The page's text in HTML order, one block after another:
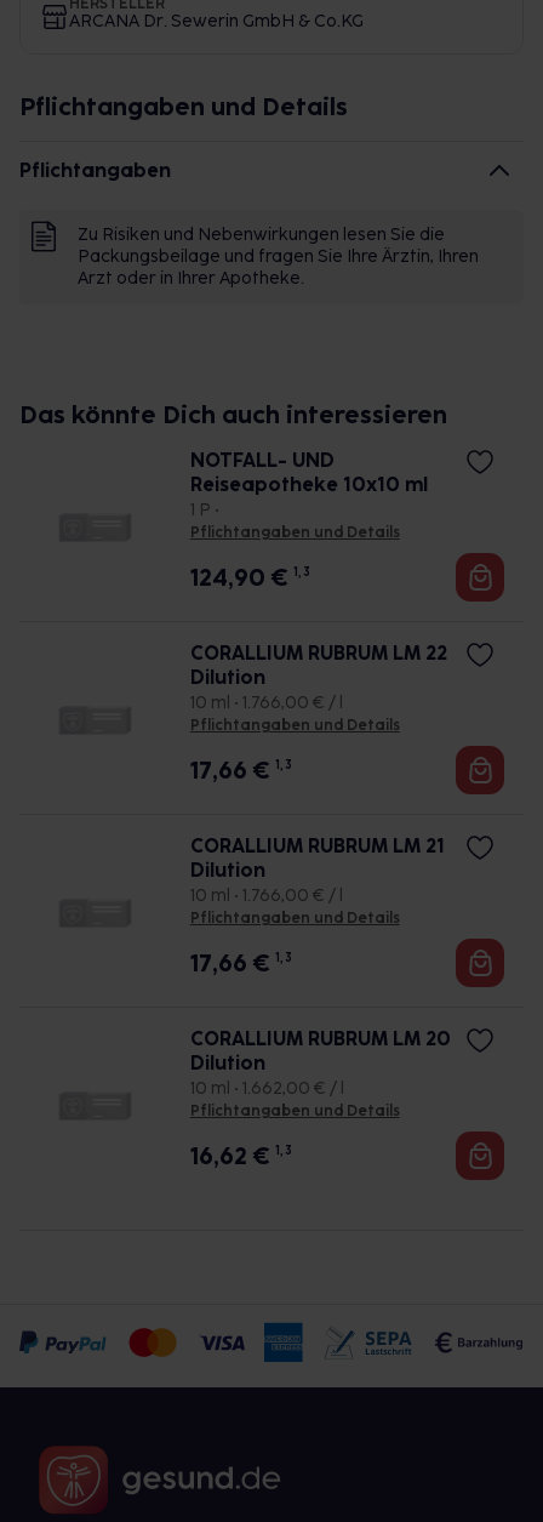
HERSTELLER
ARCANA Dr. Sewerin GmbH & Co.KG
Pflichtangaben und Details
Pflichtangaben
Zu Risiken und Nebenwirkungen lesen Sie die
Packungsbeilage und fragen Sie Ihre Ärztin, Ihren
Arzt oder in Ihrer Apotheke.
Das könnte Dich auch interessieren
NOTFALL- UND
Reiseapotheke 10x10 ml
1 P •
Pflichtangaben und Details
124,90 € 1, 3
CORALLIUM RUBRUM LM 22
Dilution
10 ml • 1.766,00 € / l
Pflichtangaben und Details
17,66 € 1, 3
CORALLIUM RUBRUM LM 21
Dilution
10 ml • 1.766,00 € / l
Pflichtangaben und Details
17,66 € 1, 3
CORALLIUM RUBRUM LM 20
Dilution
10 ml • 1.662,00 € / l
Pflichtangaben und Details
16,62 € 1, 3